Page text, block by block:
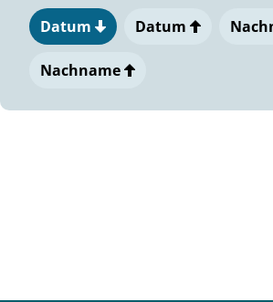
Datum Datum
Nachname